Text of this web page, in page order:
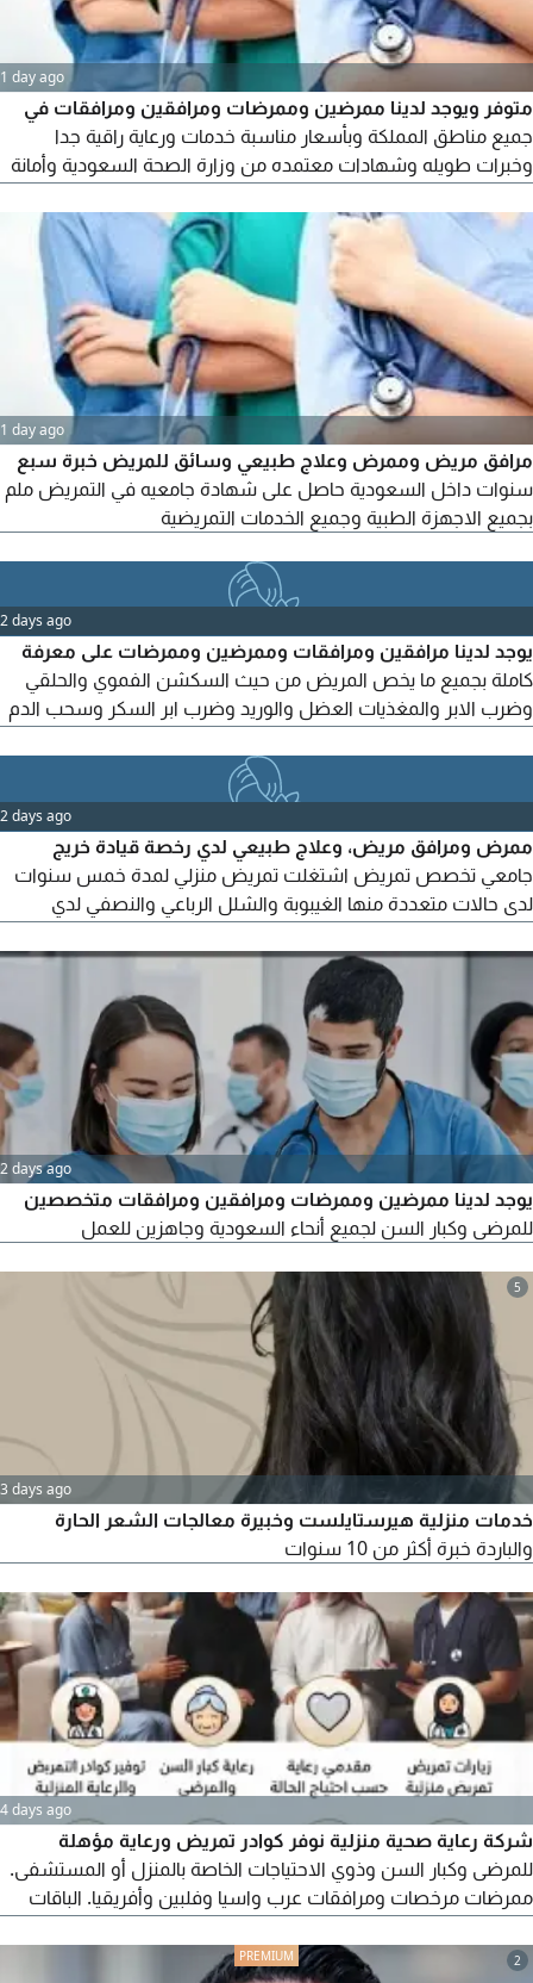
1 day ago
متوفر ويوجد لدينا ممرضين وممرضات ومرافقين ومرافقات في
جميع مناطق المملكة وبأسعار مناسبة خدمات ورعاية راقية جدا
وخبرات طويله وشهادات معتمده من وزارة الصحة السعودية وأمانة
جميع خدمات الرعاية والتمريض في المنازل والمستشفيات وأي مكان
تحب
1 day ago
مرافق مريض وممرض وعلاج طبيعي وسائق للمريض خبرة سبع
سنوات داخل السعودية حاصل على شهادة جامعيه في التمريض ملم
بجميع الاجهزة الطبية وجميع الخدمات التمريضية
2 days ago
يوجد لدينا مرافقين ومرافقات وممرضين وممرضات على معرفة
كاملة بجميع ما يخص المريض من حيث السكشن الفموي والحلقي
وضرب الابر والمغذيات العضل والوريد وضرب ابر السكر وسحب الدم
بنظافة المريض وترويشة وتنظيفة وتحليقة ومجا رحة الجروح
المفتوحه والمغلقه وقروح الفراش وعطاء الأغذية والادوية عن
طريق الأنبوب الانفي أو المعدي والتعامل مع المريض بجميع حالاتة
2 days ago
ممرض ومرافق مريض، وعلاج طبيعي لدي رخصة قيادة خريج
جامعي تخصص تمريض اشتغلت تمريض منزلي لمدة خمس سنوات
لدى حالات متعددة منها الغيبوبة والشلل الرباعي والنصفي لدي
الاطفال أو مختلف الفئات العمرية ومرافقة المريض في جميع
الحالات التي تصيبة واعطاء جميع الادوية فموي أو عضلي أو وريد
وقياس جميع العلامات الحيوية والمحافظة على نظافة المريض
الشخصية
2 days ago
يوجد لدينا ممرضين وممرضات ومرافقين ومرافقات متخصصين
للمرضى وكبار السن لجميع أنحاء السعودية وجاهزين للعمل
5
3 days ago
خدمات منزلية هيرستايلست وخبيرة معالجات الشعر الحارة
والباردة خبرة أكثر من 10 سنوات
4 days ago
شركة رعاية صحية منزلية نوفر كوادر تمريض ورعاية مؤهلة
للمرضى وكبار السن وذوي الاحتياجات الخاصة بالمنزل أو المستشفى.
ممرضات مرخصات ومرافقات عرب واسيا وفلبين وأفريقيا. الباقات
تمريض، زيارات منزلية، علاج طبيعي، سحب عينات، حقن، عناية جروح،
2